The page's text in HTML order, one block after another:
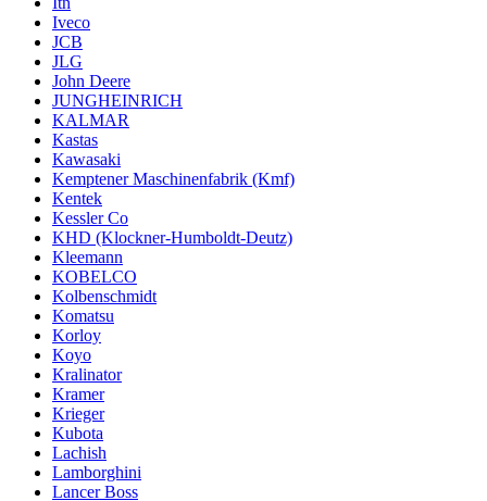
Iveco
JCB
JLG
John Deere
JUNGHEINRICH
KALMAR
Kastas
Kawasaki
Kemptener Maschinenfabrik (Kmf)
Kentek
Kessler Co
KHD (Klockner-Humboldt-Deutz)
Kleemann
KOBELCO
Kolbenschmidt
Komatsu
Korloy
Koyo
Kralinator
Kramer
Krieger
Kubota
Lachish
Lamborghini
Lancer Boss